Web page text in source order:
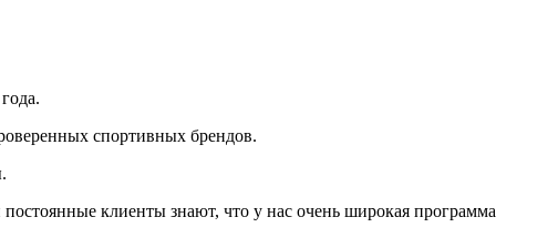
спортивных брендов.
клиенты знают, что у нас очень широкая программа